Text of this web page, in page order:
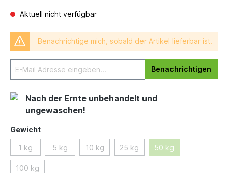
Aktuell nicht verfügbar
Benachrichtige mich, sobald der Artikel lieferbar ist.
Benachrichtigen
Nach der Ernte unbehandelt und
ungewaschen!
Gewicht
1 kg 5 kg 10 kg 25 kg 50 kg
100 kg